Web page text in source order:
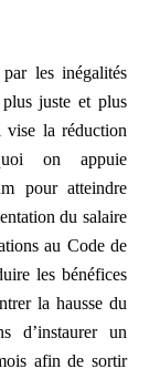
les inégalités
juste et plus
vise la réduction
on appuie
pour atteindre
du salaire
au Code de
les bénéfices
la hausse du
d’instaurer un
afin de sortir